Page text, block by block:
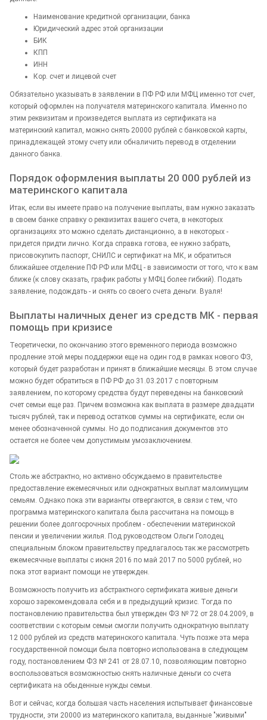
Наименование кредитной организации, банка
Юридический адрес этой организации
БИК
КПП
ИНН
Кор. счет и лицевой счет
Обязательно указывать в заявлении в ПФ РФ или МФЦ именно тот счет,
который оформлен на получателя материнского капитала. Именно по
этим реквизитам и произведется выплата из сертификата на
материнский капитал, можно снять 20000 рублей с банковской карты,
принадлежащей этому счету или обналичить перевод в отделении
данного банка.
Порядок оформления выплаты 20 000 рублей из
материнского капитала
Итак, если вы имеете право на получение выплаты, вам нужно заказать
в своем банке справку о реквизитах вашего счета, в некоторых
организациях это можно сделать дистанционно, а в некоторых -
придется придти лично. Когда справка готова, ее нужно забрать,
присовокупить паспорт, СНИЛС и сертификат на МК, и обратиться
ближайшее отделение ПФ РФ или МФЦ - в зависимости от того, что к вам
ближе (к слову сказать, график работы у МФЦ более гибкий). Подать
заявление, подождать - и снять со своего счета деньги. Вуаля!
Выплаты наличных денег из средств МК - первая
помощь при кризисе
Теоретически, по окончанию этого временного периода возможно
продление этой меры поддержки еще на один год в рамках нового ФЗ,
который будет разработан и принят в ближайшие месяцы. В этом случае
можно будет обратиться в ПФ РФ до 31.03.2017 с повторным
заявлением, по которому средства будут переведены на банковский
счет семьи еще раз. Причем возможна как выплата в размере двадцати
тысяч рублей, так и перевод остатков суммы на сертификате, если он
менее обозначенной суммы. Но до подписания документов это
остается не более чем допустимым умозаключением.
Столь же абстрактно, но активно обсуждаемо в правительстве
предоставление ежемесячных или однократных выплат малоимущим
семьям. Однако пока эти варианты отвергаются, в связи с тем, что
программа материнского капитала была рассчитана на помощь в
решении более долгосрочных проблем - обеспечении материнской
пенсии и увеличении жилья. Под руководством Ольги Голодец
специальным блоком правительству предлагалось так же рассмотреть
ежемесячные выплаты с июня 2016 по май 2017 по 5000 рублей, но
пока этот вариант помощи не утвержден.
Возможность получить из абстрактного сертификата живые деньги
хорошо зарекомендовала себя и в предыдущий кризис. Тогда по
постановлению правительства был утвержден ФЗ № 72 от 28.04.2009, в
соответствии с которым семьи смогли получить однократную выплату
12 000 рублей из средств материнского капитала. Чуть позже эта мера
государственной помощи была повторно использована в следующем
году, постановлением ФЗ № 241 от 28.07.10, позволяющим повторно
воспользоваться возможностью снять наличные деньги со счета
сертификата на обыденные нужды семьи.
Вот и сейчас, когда большая часть населения испытывает финансовые
трудности, эти 20000 из материнского капитала, выданные "живыми"